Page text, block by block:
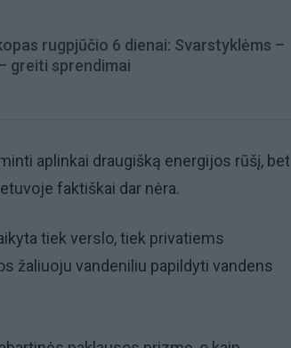
rugpjūčio 6 dienai: Svarstyklėms –
greiti sprendimai
aplinkai draugišką energijos rūšį, bet
faktiškai dar nėra.
tiek verslo, tiek privatiems
žaliuoju vandeniliu papildyti vandens